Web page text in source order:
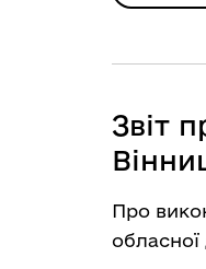
Звіт
Про
обласної